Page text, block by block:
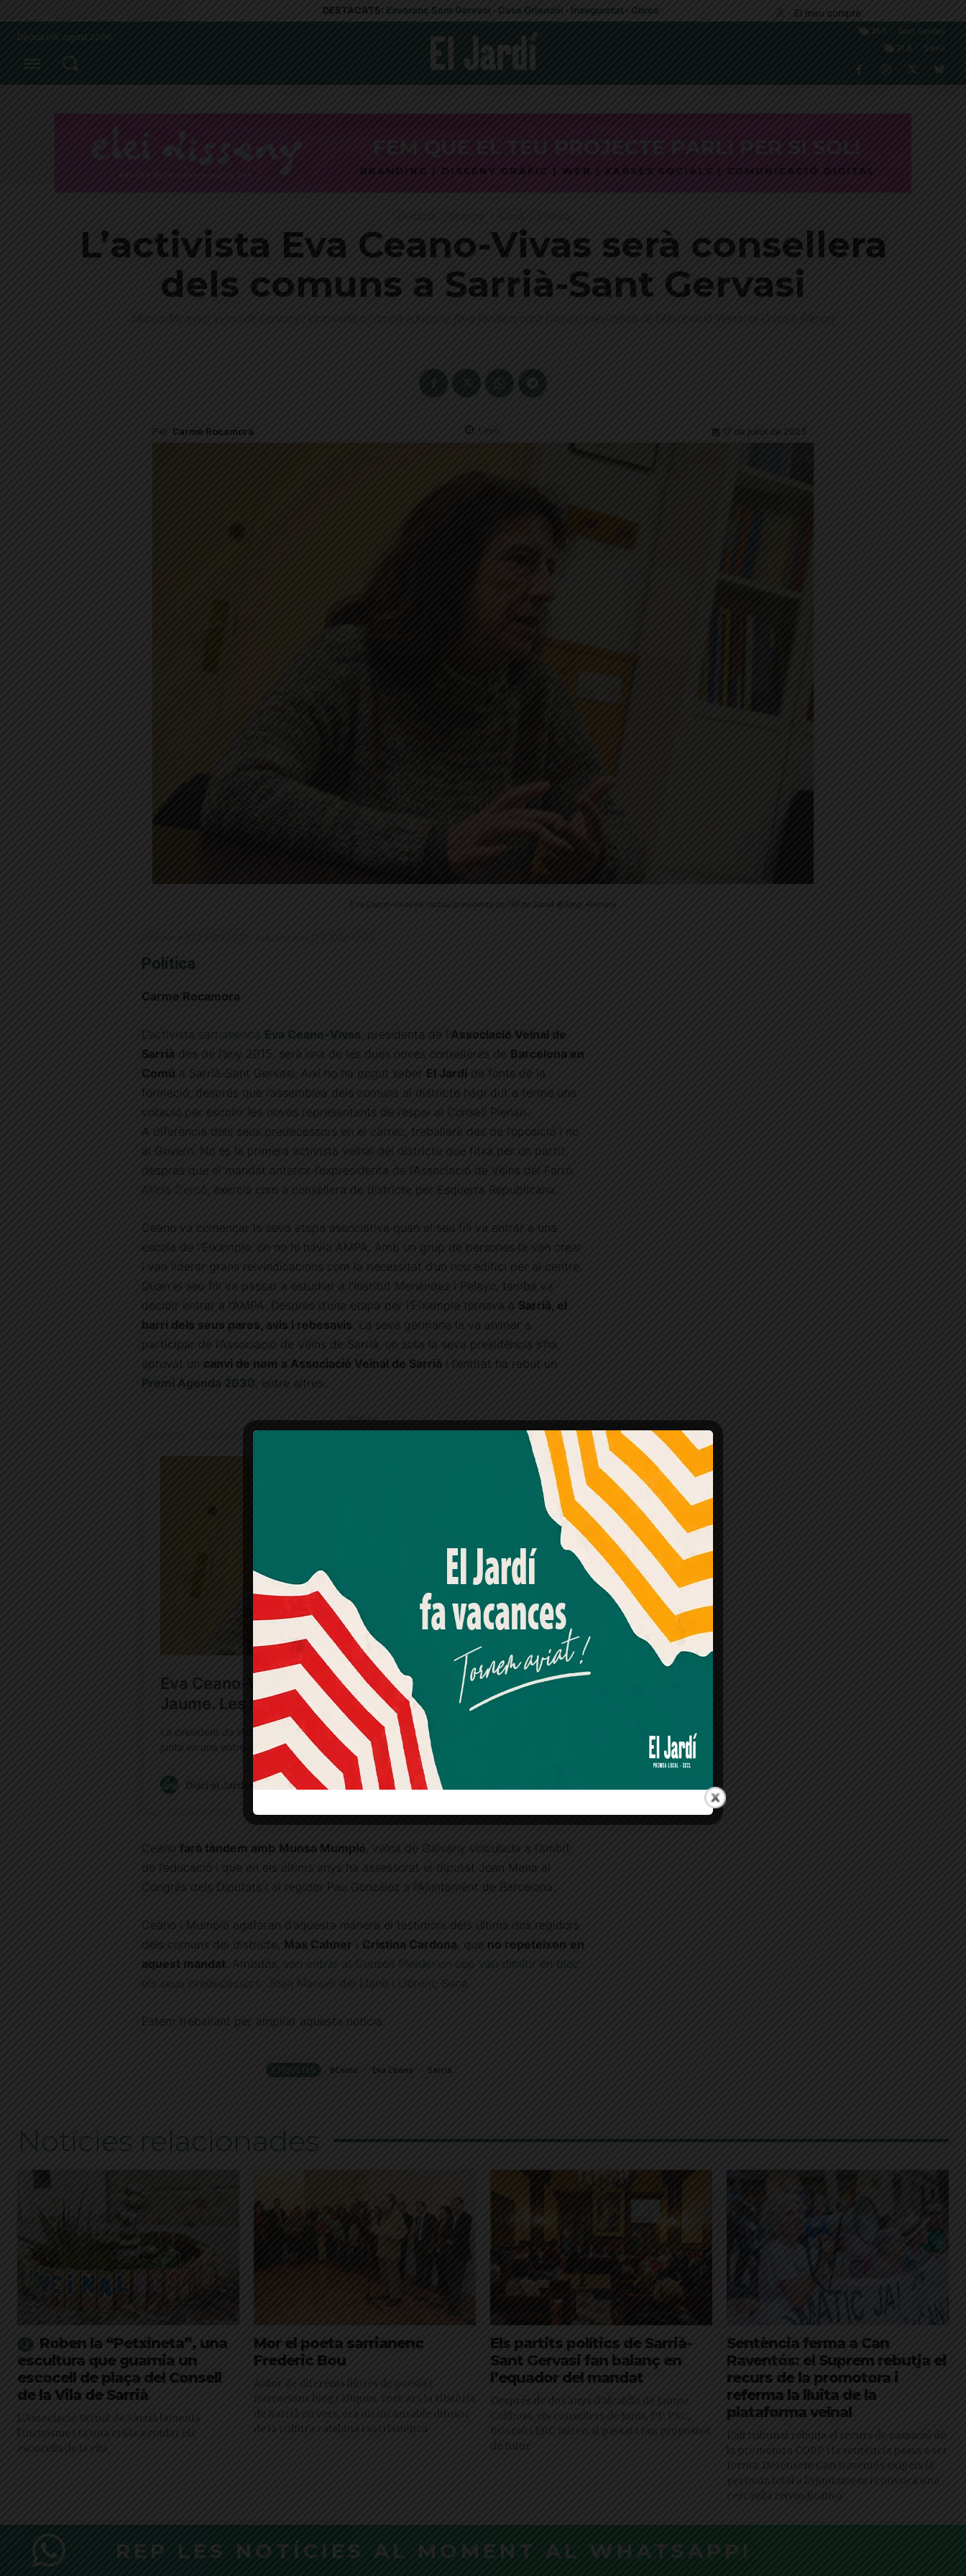
DESTACATS: Esvoranc Sant Gervasi · Casa Orlandai · Inseguretat · Obres El meu compte
Dijous 06, agost 2026
31.7
Sant Gervasi
31.6
Sarrià
Districte
L’activista Eva Ceano-Vivas serà consellera
dels comuns a Sarrià-Sant Gervasi
Munsa Mumpió, veïna de Galvany i vinculada a l'àmbit educatiu, farà tàndem amb l'actual presidenta de l'Associació Veïnal al Consell Plenari
Per Carme Rocamora 1 min. 17 de juliol de 2023
Eva Ceano-Vivas és l'actual presidenta de l'AV de Sarrià ©Sergi Alemany
Política
Carme Rocamora
L’activista sarrianenca Eva Ceano-Vivas, presidenta de l’ Associació Veïnal de
Sarrià des de l’any 2015, serà una de les dues noves conselleres de Barcelona en
Comú a Sarrià-Sant Gervasi. Així ho ha pogut saber El Jardí de fonts de la
formació, després que l’assemblea dels comuns al districte hagi dut a terme una
votació per escollir les noves representants de l’espai al Consell Plenari.
A diferència dels seus predecessors en el càrrec, treballarà des de l’oposició i no
al Govern. No és la primera activista veïnal del districte que fitxa per un partit,
després que el mandat anterior l’expresidenta de l’Associació de Veïns del Farró,
Alícia Cercó , exercís com a consellera de districte per Esquerra Republicana.
Ceano va començar la seva etapa associativa quan el seu fill va entrar a una
escola de l’Eixample, on no hi havia AMPA. Amb un grup de persones la van crear
i van liderar grans reivindicacions com la necessitat d’un nou edifici per al centre.
Quan el seu fill va passar a estudiar a l’Institut Menéndez i Pelayo, també va
decidir entrar a l’AMPA. Després d’una etapa per l’Eixample tornava a Sarrià, el
barri dels seus pares, avis i rebesavis . La seva germana la va animar a
participar de l’Associació de Veïns de Sarrià, on sota la seva presidència s’ha
aprovat un canvi de nom a Associació Veïnal de Sarrià i l’entitat ha rebut un
Premi Agenda 2030, entre altres.
Publicitat
Ceano farà tàndem amb Munsa Mumpió, veïna de Galvany vinculada a l’àmbit
de l’educació i que en els últims anys ha assessorat el diputat Joan Mena al
Congrés dels Diputats i al regidor Pau González a l’Ajuntament de Barcelona.
Ceano i Mumpió agafaran d’aquesta manera el testimoni dels últims dos regidors
dels comuns del districte, Max Cahner Cristina Cardona, que no repeteixen en
aquest mandat . Ambdós, van entrar al Consell Plenari un cop van dimitir en bloc
els seus predecessors: Joan Manuel del Llano i Llorenç Sena
Estem treballant per ampliar aquesta notícia.
ETIQUETES BComú Eva Ceano Sarrià
Notícies relacionades
Roben la “Petxineta”, una
escultura que guarnia un
escocell de plaça del Consell
de la Vila de Sarrià
L'Associació Veïnal de Sarrià lamenta
l'incivisme i fa una crida a cuidar els
escocells de la vila
Mor el poeta sarrianenc
Frederic Bou
Autor de diferents llibres de poesia i
narracions biogràfiques, com ara la Història
de Sarrià en vers, era un incansable difusor
de la cultura catalana i sarrianenca
Els partits polítics de Sarrià-
Sant Gervasi fan balanç en
l’equador del mandat
Després de dos anys d'alcaldia de Jaume
Collboni, els consellers de Junts, PP, PSC,
BComú i ERC miren al passat i fan propostes
de futur
Sentència ferma a Can
Raventós: el Suprem rebutja el
recurs de la promotora i
referma la lluita de la
plataforma veïnal
L'alt tribunal rebutja el recurs de cassació de
la promotora CORP i la sentència passa a ser
ferma; Defensem Can Raventós exigeix la
permuta total a l'Ajuntament i convoca una
cercavila reivindicativa
REP LES NOTÍCIES AL MOMENT AL WHATSAPP!
Amb el seu acord, nosaltres fem servir galetes o
tecnologies similars per emmagatzemar, accedir i
processar dades personals com la seva visita a aquest lloc
web. Pot retirar el seu consentiment o oposar-se al
processament de dades basat en interessos legítims en
qualsevol moment fent clic a "Ajustos de cookies" o a la
nostra Política de privacitat en aquest lloc web. Si cliques
"acceptar" dones el teu consentiment
Més informació Acceptar Rebutjar tot
Quan l’usuari crea un compte al Diari el Jardí, dona el seu
consentiment explícit per rebre comunicacions
informatives relacionades amb el servei. Aquest
consentiment pot ser revocat en qualsevol moment
mitjançant l’enllaç de baixa present a tots els correus.